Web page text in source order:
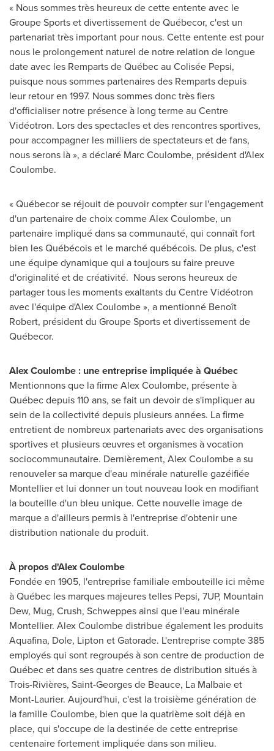
« Nous sommes très heureux de cette entente avec le
Groupe Sports et divertissement de Québecor, c'est un
partenariat très important pour nous. Cette entente est pour
nous le prolongement naturel de notre relation de longue
date avec les Remparts de Québec au Colisée Pepsi,
puisque nous sommes partenaires des Remparts depuis
leur retour en 1997. Nous sommes donc très fiers
d'officialiser notre présence à long terme au Centre
Vidéotron. Lors des spectacles et des rencontres sportives,
pour accompagner les milliers de spectateurs et de fans,
nous serons là », a déclaré Marc Coulombe, président d'Alex
Coulombe.
« Québecor se réjouit de pouvoir compter sur l'engagement
d'un partenaire de choix commeAlex Coulombe, un
partenaire impliqué dans sa communauté, qui connaît fort
bien les Québécois et le marché québécois. De plus, c'est
une équipe dynamique qui a toujours su faire preuve
d'originalité et de créativité. Nous serons heureux de
partager tous les moments exaltants du Centre Vidéotron
avec l'équipe d'Alex Coulombe », a mentionné Benoît
Robert, président du Groupe Sports et divertissement de
Québecor.
Alex Coulombe: une entreprise impliquée à Québec
Mentionnons que la firmeAlex Coulombe, présente à
Québec depuis 110 ans, se fait un devoir de s'impliquer au
sein de la collectivité depuis plusieurs années. La firme
entretient de nombreux partenariats avec des organisations
sportives et plusieurs œuvres et organismes à vocation
sociocommunautaire. Dernièrement, Alex Coulombea su
renouveler sa marque d'eau minérale naturelle gazéifiée
Montellier et lui donner un tout nouveau look en modifiant
la bouteille d'un bleu unique. Cette nouvelle image de
marque a d'ailleurs permis à l'entreprise d'obtenir une
distribution nationale du produit.
À propos d'Alex Coulombe
Fondée en 1905, l'entreprise familiale embouteille ici même
à Québec les marques majeures telles Pepsi, 7UP, Mountain
Dew, Mug, Crush, Schweppes ainsi que l'eau minérale
Montellier. Alex Coulombedistribue également les produits
Aquafina, Dole, Lipton et Gatorade. L'entreprise compte 385
employés qui sont regroupés à son centre de production de
Québec et dans ses quatre centres de distribution situés à
Trois-Rivières, Saint-Georges de Beauce, La Malbaieet
Mont-Laurier. Aujourd'hui, c'est la troisième génération de
la famille Coulombe, bien que la quatrième soit déjà en
place, qui s'occupe de la destinée de cette entreprise
centenaire fortement impliquée dans son milieu.